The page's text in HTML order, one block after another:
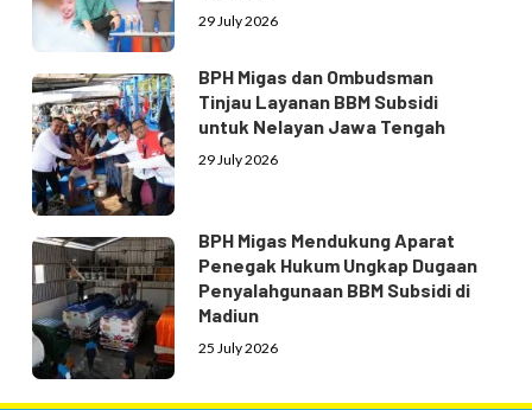
29 July 2026
BPH Migas dan Ombudsman
Tinjau Layanan BBM Subsidi
untuk Nelayan Jawa Tengah
29 July 2026
BPH Migas Mendukung Aparat
Penegak Hukum Ungkap Dugaan
Penyalahgunaan BBM Subsidi di
Madiun
25 July 2026